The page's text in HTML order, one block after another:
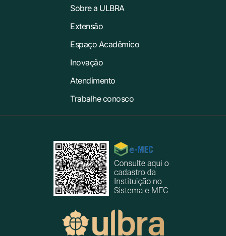
Sobre a ULBRA
Extensão
Espaço Acadêmico
Inovação
Atendimento
Trabalhe conosco